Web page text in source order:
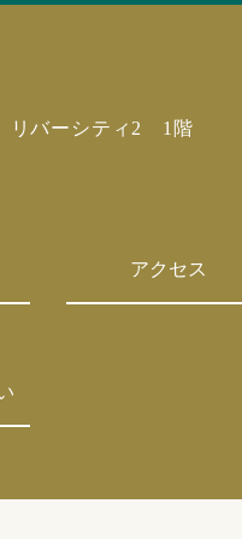
リバーシティ2 1階
アクセス